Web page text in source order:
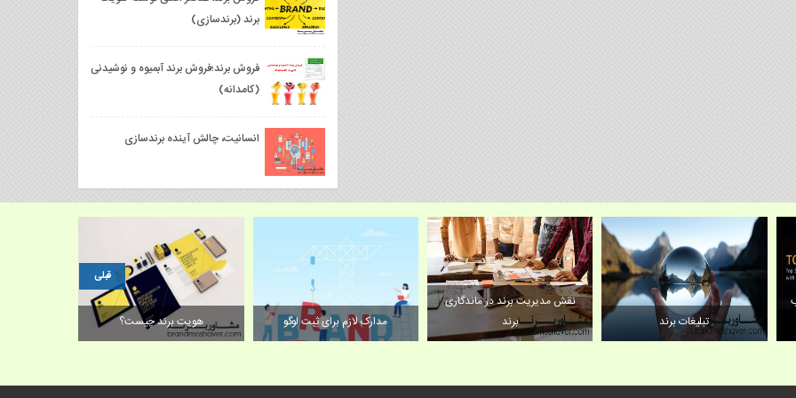
برند (برندسازی)
فروش برند؛فروش برند آبمیوه و نوشیدنی
(کامدانه)
انسانیت، چالش آینده برندسازی
هویت برند چیست؟ مدارک لازم برای ثبت لوگو
نقش مدیریت برند در ماندگاری
برند
تبلیغات برند
قبلی